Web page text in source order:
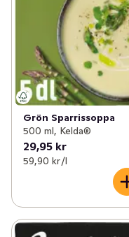
Grön Sparrissoppa
500 ml, Kelda®
29,95 kr
59,90 kr /l